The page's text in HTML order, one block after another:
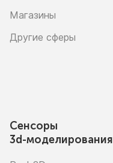
Магазины
Другие сферы
Сенсоры
3d-моделирования